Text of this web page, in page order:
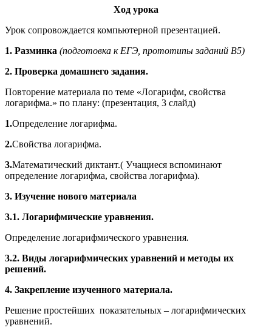
Ход урока
Урок сопровождается компьютерной презентацией.
1. Разминка (подготовка к ЕГЭ, прототипы заданий В5)
2. Проверка домашнего задания.
Повторение материала по теме «Логарифм, свойства
логарифма.» по плану: (презентация, 3 слайд)
1.Определение логарифма.
2.Свойства логарифма.
3.Математический диктант.( Учащиеся вспоминают
определение логарифма, свойства логарифма).
3. Изучение нового материала
3.1. Логарифмические уравнения.
Определение логарифмического уравнения.
3.2. Виды логарифмических уравнений и методы их
решений.
4. Закрепление изученного материала.
Решение простейших показательных – логарифмических
уравнений.